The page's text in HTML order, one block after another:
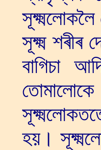
সূক্ষ্ম শৰীৰ
বাগিচা
হয়।